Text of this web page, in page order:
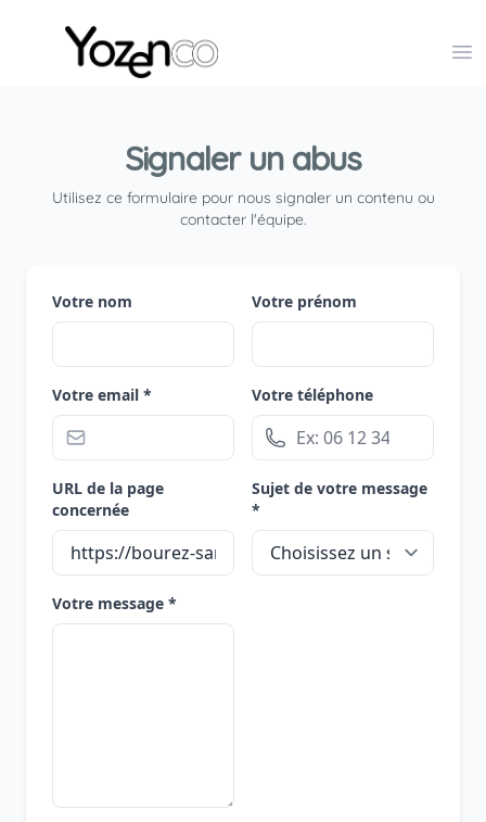
Yozenco - Organisateur de Salons, Evénements et
Signaler un abus
Utilisez ce formulaire pour nous signaler un contenu ou
contacter l'équipe.
Votre nom Votre prénom
Votre email * Votre téléphone
URL de la page
concernée
Sujet de votre message
*
Votre message *